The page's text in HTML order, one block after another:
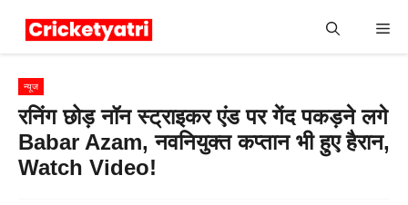
न्यूज
रनिंग छोड़ नॉन स्ट्राइकर एंड पर गेंद पकड़ने लगे
Babar Azam, नवनियुक्त कप्तान भी हुए हैरान,
Watch Video!